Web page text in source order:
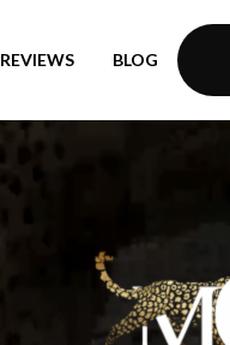
REVIEWS BLOG